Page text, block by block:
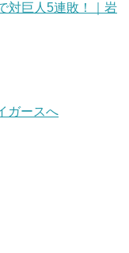
対巨人5連敗！｜岩